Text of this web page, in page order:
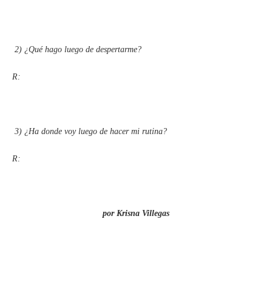
2) ¿Qué hago luego de despertarme?
R:
3) ¿Ha donde voy luego de hacer mi rutina?
R:
por Krisna Villegas